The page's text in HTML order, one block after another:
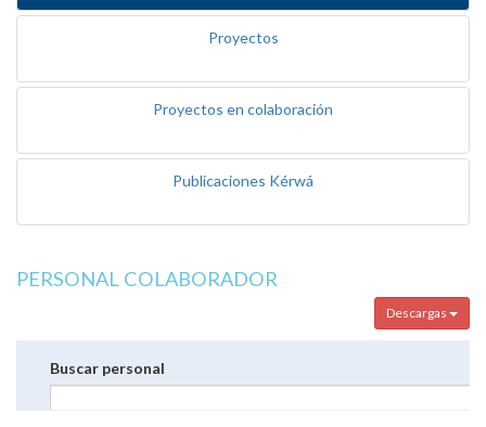
Proyectos
Proyectos en colaboración
Publicaciones Kérwá
PERSONAL COLABORADOR
Descargas
Buscar personal